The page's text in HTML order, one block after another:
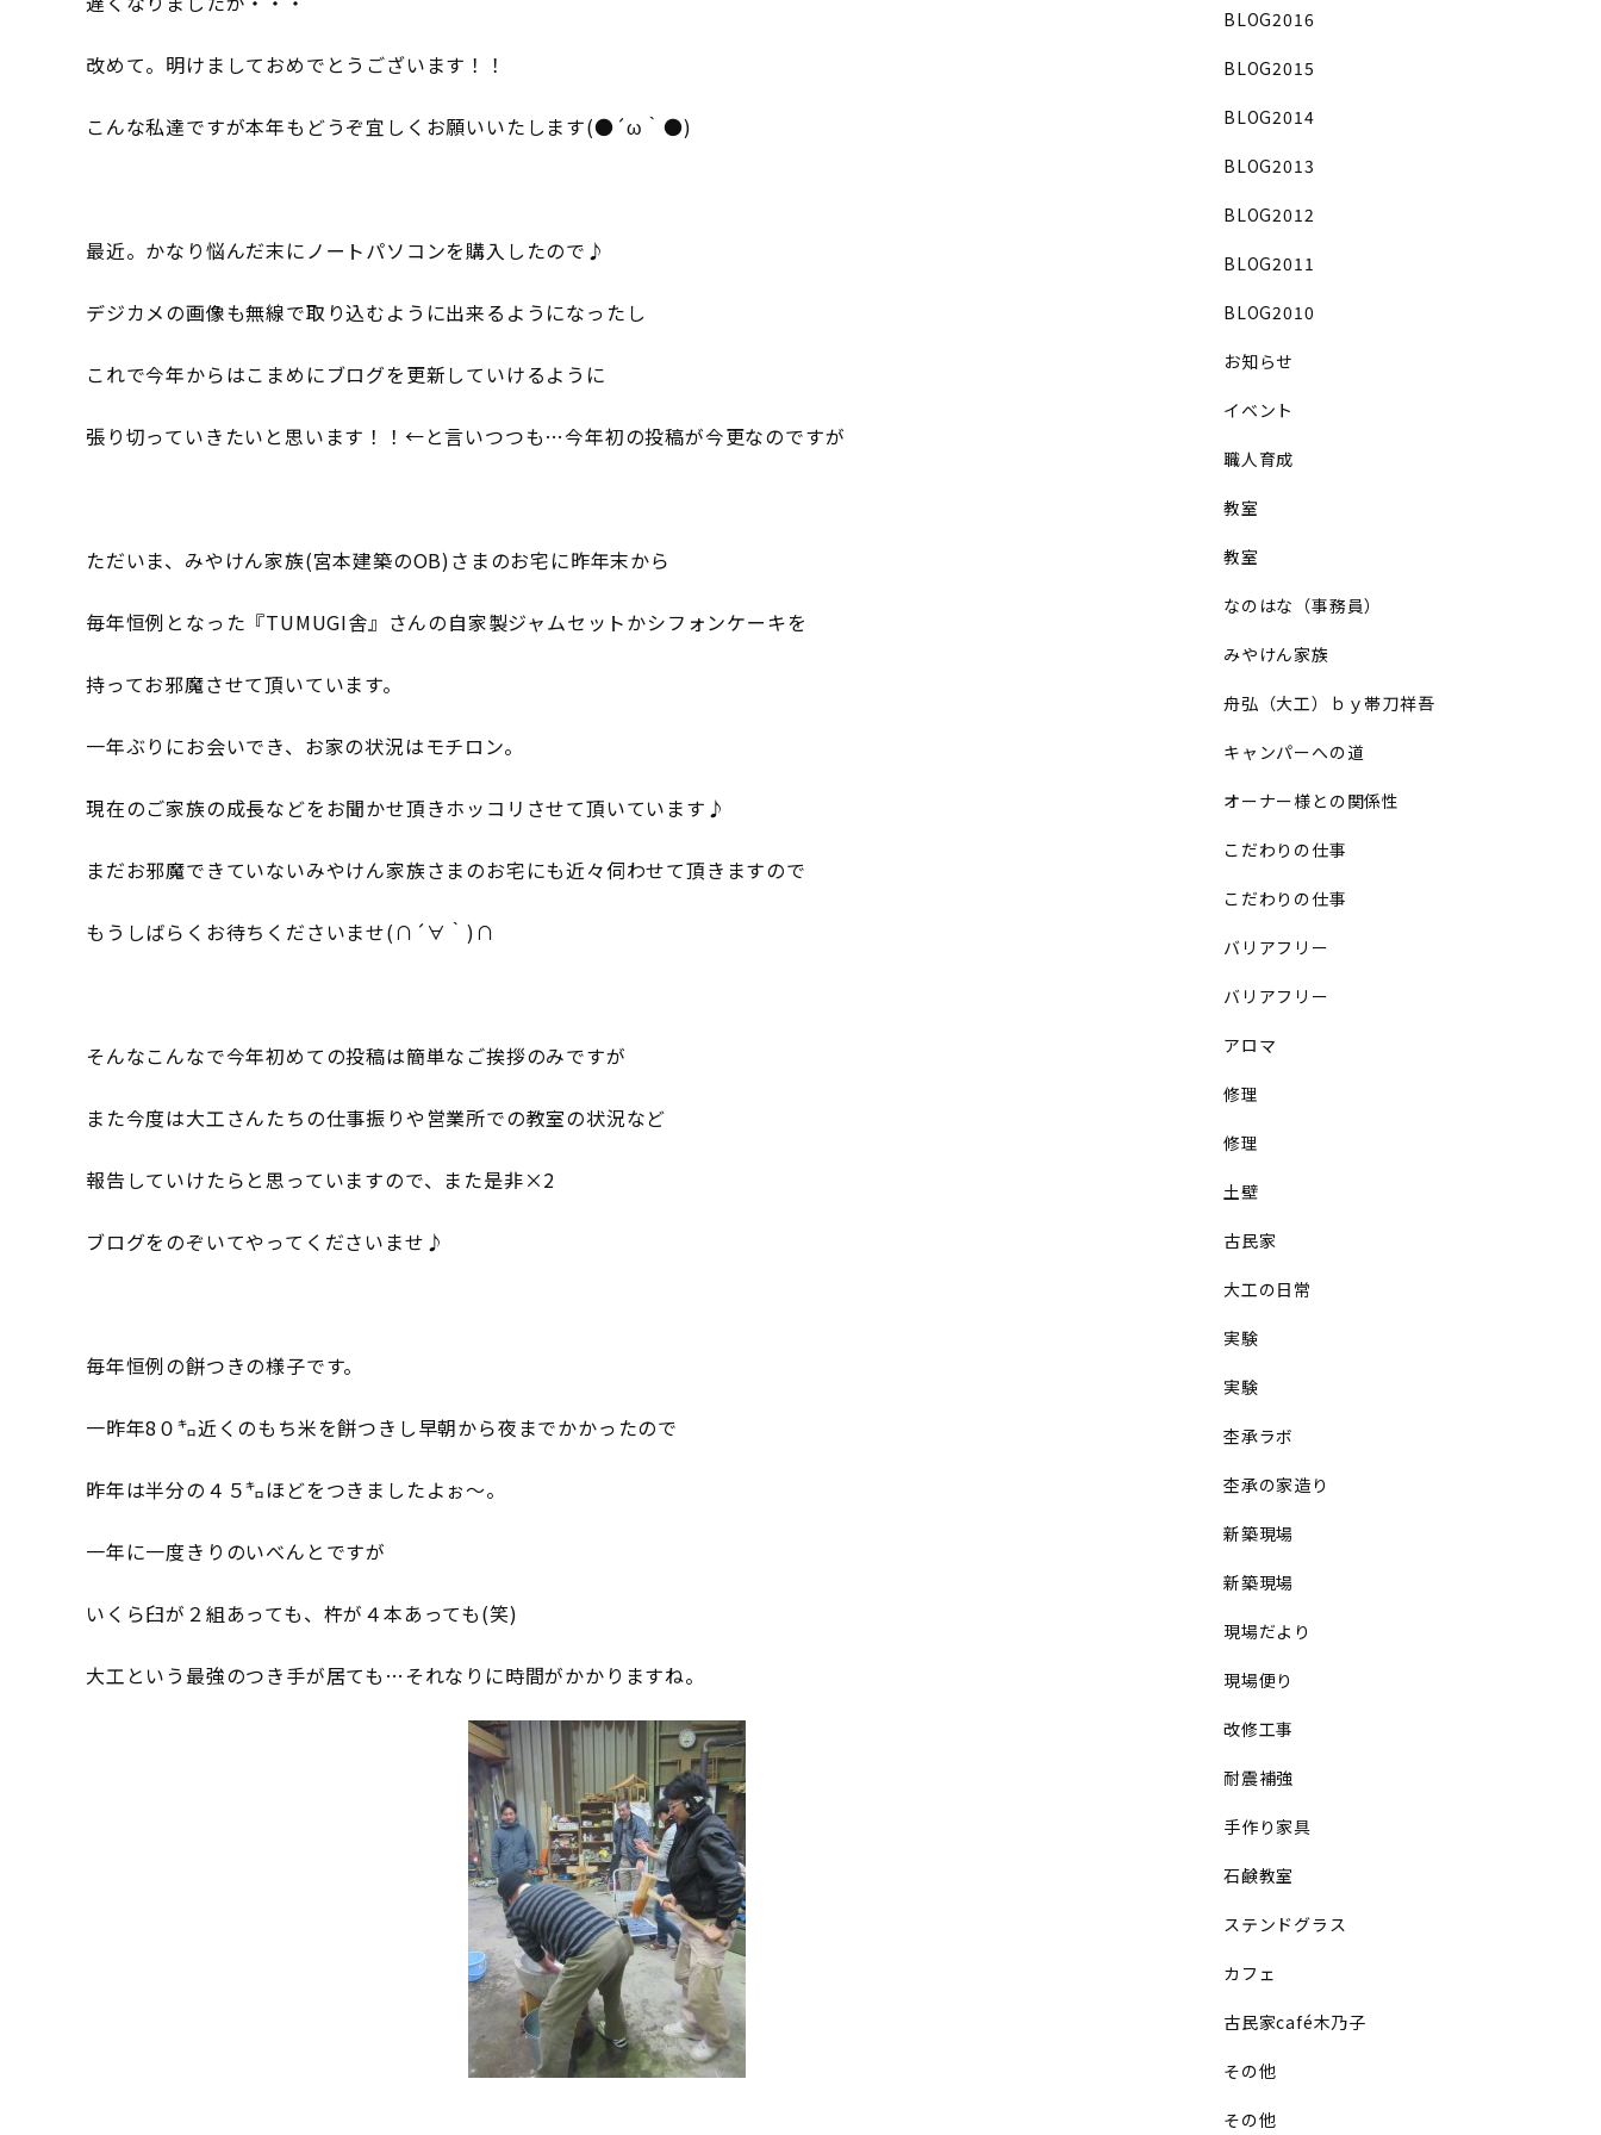
改めて。明けましておめでとうございます！！
こんな私達ですが本年もどうぞ宜しくお願いいたします(●´ω｀●)
最近。かなり悩んだ末にノートパソコンを購入したので♪
デジカメの画像も無線で取り込むように出来るようになったし
これで今年からはこまめにブログを更新していけるように
張り切っていきたいと思います！！←と言いつつも…今年初の投稿が今更なのですが
ただいま、みやけん家族(宮本建築のOB)さまのお宅に昨年末から
毎年恒例となった『TUMUGI舎』さんの自家製ジャムセットかシフォンケーキを
持ってお邪魔させて頂いています。
一年ぶりにお会いでき、お家の状況はモチロン。
現在のご家族の成長などをお聞かせ頂きホッコリさせて頂いています♪
まだお邪魔できていないみやけん家族さまのお宅にも近々伺わせて頂きますので
もうしばらくお待ちくださいませ(∩´∀｀)∩
そんなこんなで今年初めての投稿は簡単なご挨拶のみですが
また今度は大工さんたちの仕事振りや営業所での教室の状況など
報告していけたらと思っていますので、また是非×2
ブログをのぞいてやってくださいませ♪
毎年恒例の餅つきの様子です。
一昨年8０㌔近くのもち米を餅つきし早朝から夜までかかったので
昨年は半分の４５㌔ほどをつきましたよぉ～。
一年に一度きりのいべんとですが
いくら臼が２組あっても、杵が４本あっても(笑)
大工という最強のつき手が居ても…それなりに時間がかかりますね。
BLOG2016
BLOG2015
BLOG2014
BLOG2013
BLOG2012
BLOG2011
BLOG2010
お知らせ
イベント
職人育成
教室
教室
なのはな（事務員）
みやけん家族
舟弘（大工）ｂｙ帯刀祥吾
キャンパーへの道
オーナー様との関係性
こだわりの仕事
こだわりの仕事
バリアフリー
バリアフリー
アロマ
修理
修理
土壁
古民家
大工の日常
実験
実験
杢承ラボ
杢承の家造り
新築現場
新築現場
現場だより
現場便り
改修工事
耐震補強
手作り家具
石鹸教室
ステンドグラス
カフェ
古民家café木乃子
その他
その他